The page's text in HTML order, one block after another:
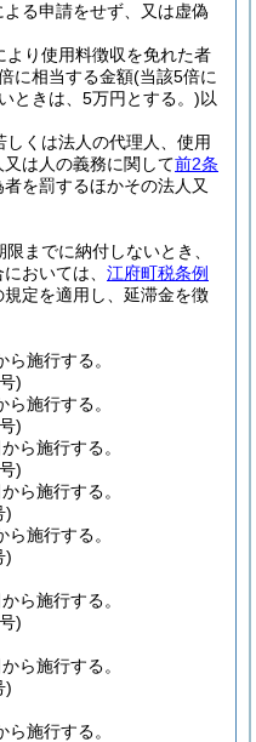
よる申請をせず、又は虚偽
り使用料徴収を免れた者
に相当する金額(当該5倍に
ときは、5万円とする。)以
くは法人の代理人、使用
は人の義務に関して前2条
を罰するほかその法人又
までに納付しないとき、
おいては、 江府町税条例
規定を適用し、延滞金を徴
施行する。
)
施行する。
)
ら施行する。
)
ら施行する。
)
施行する。
)
ら施行する。
)
ら施行する。
)
施行する。